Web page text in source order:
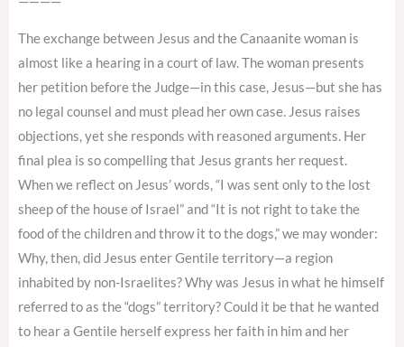
The exchange between Jesus and the Canaanite woman is
almost like a hearing in a court of law. The woman presents
her petition before the Judge—in this case, Jesus—but she has
no legal counsel and must plead her own case. Jesus raises
objections, yet she responds with reasoned arguments. Her
final plea is so compelling that Jesus grants her request.
When we reflect on Jesus’ words, “I was sent only to the lost
sheep of the house of Israel” and “It is not right to take the
food of the children and throw it to the dogs,” we may wonder:
Why, then, did Jesus enter Gentile territory—a region
inhabited by non-Israelites? Why was Jesus in what he himself
referred to as the “dogs” territory? Could it be that he wanted
to hear a Gentile herself express her faith in him and her